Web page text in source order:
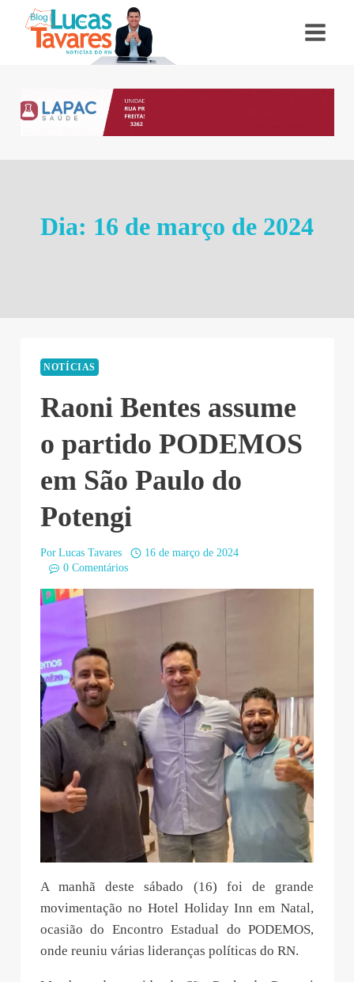
Dia: 16 de março de 2024
NOTÍCIAS
Raoni Bentes assume
o partido PODEMOS
em São Paulo do
Potengi
Por Lucas Tavares
16 de março de 2024
0 Comentários
A manhã deste sábado (16) foi de grande
movimentação no Hotel Holiday Inn em Natal,
ocasião do Encontro Estadual do PODEMOS,
onde reuniu várias lideranças políticas do RN.